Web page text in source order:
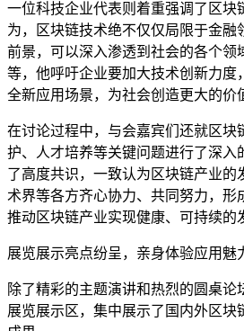
一位科技企业代表则着重强调了区块
为，区块链技术绝不仅仅局限于金融
前景，可以深入渗透到社会的各个领
等，他呼吁企业要加大技术创新力度
全新应用场景，为社会创造更大的价
在讨论过程中，与会嘉宾们还就区块
护、人才培养等关键问题进行了深入
了高度共识，一致认为区块链产业的
术界等各方齐心协力、共同努力，形
推动区块链产业实现健康、可持续的
展览展示亮点纷呈，亲身体验应用魅
除了精彩的主题演讲和热烈的圆桌论
展览展示区，集中展示了国内外区块